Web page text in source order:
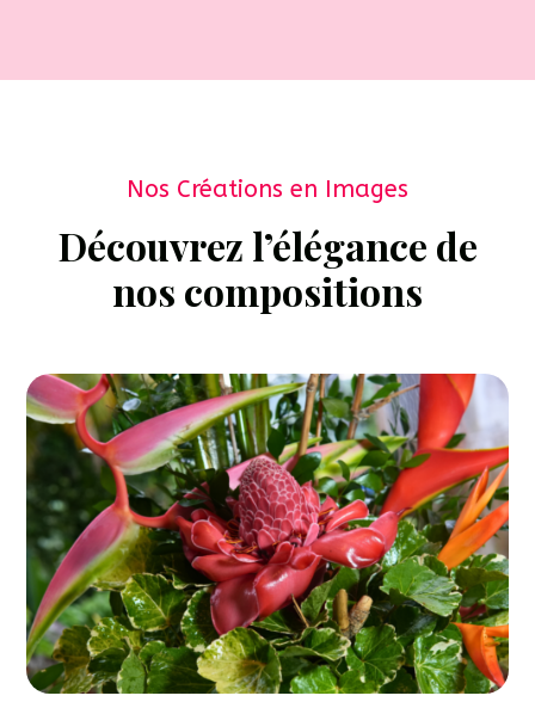
Nos Créations en Images
Découvrez l’élégance de
nos compositions